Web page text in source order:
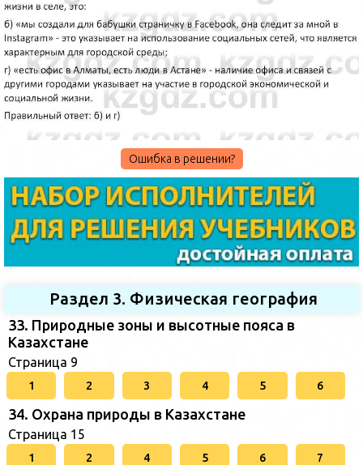
Ошибка в решении?
Раздел 3. Физическая география
33. Природные зоны и высотные пояса в
Казахстане
Страница 9
1 2 3 4 5 6
34. Охрана природы в Казахстане
Страница 15
1 2 4 5 6 7